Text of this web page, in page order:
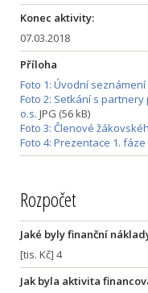
Konec aktivity:
07.03.2018
Příloha
Foto 1: Úvodní
Foto 2: Setkání s
o.s. JPG (56 kB)
Foto 3: Členové
Foto 4: Prezentace 1.
Rozpočet
Jaké byly finanční
[tis. Kč] 4
Jak byla aktivita